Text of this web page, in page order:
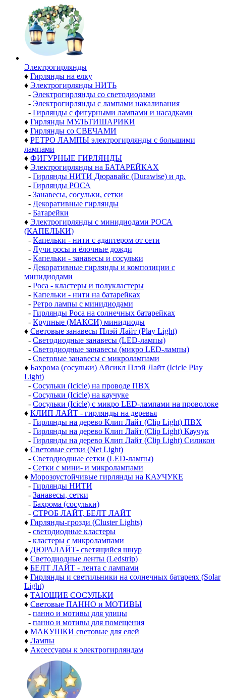
Электро­гирлянды
♦ Гирлянды на елку
♦ Электрогирлянды НИТЬ
- Электрогирлянды со светодиодами
- Электрогирлянды с лампами накаливания
- Гирлянды с фигурными лампами и насадками
♦ Гирлянды МУЛЬТИШАРИКИ
♦ Гирлянды со СВЕЧАМИ
♦ РЕТРО ЛАМПЫ электрогирлянды с большими
лампами
♦ ФИГУРНЫЕ ГИРЛЯНДЫ
♦ Электрогирлянды на БАТАРЕЙКАХ
- Гирлянды НИТИ Дюравайс (Durawise) и др.
- Гирлянды РОСА
- Занавесы, сосульки, сетки
- Декоративные гирлянды
- Батарейки
♦ Электрогирлянды с минидиодами РОСА
(КАПЕЛЬКИ)
- Капельки - нити с адаптером от сети
- Лучи росы и ёлочные дожди
- Капельки - занавесы и сосульки
- Декоративные гирлянды и композиции с
минидиодами
- Роса - кластеры и полукластеры
- Капельки - нити на батарейках
- Ретро лампы с минидиодами
- Гирлянды Роса на солнечных батарейках
- Крупные (МАКСИ) минидиоды
♦ Световые занавесы Плэй Лайт (Play Light)
- Светодиодные занавесы (LED-лампы)
- Светодиодные занавесы (микро LED-лампы)
- Световые занавесы с микролампами
♦ Бахрома (сосульки) Айсикл Плэй Лайт (Icicle Play
Light)
- Сосульки (Icicle) на проводе ПВХ
- Сосульки (Icicle) на каучуке
- Сосульки (Icicle) с микро LED-лампами на проволоке
♦ КЛИП ЛАЙТ - гирлянды на деревья
- Гирлянды на дерево Клип Лайт (Clip Light) ПВХ
- Гирлянды на дерево Клип Лайт (Clip Light) Каучук
- Гирлянды на дерево Клип Лайт (Clip Light) Силикон
♦ Световые сетки (Net Light)
- Светодиодные сетки (LED-лампы)
- Сетки с мини- и микролампами
♦ Морозоустойчивые гирлянды на КАУЧУКЕ
- Гирлянды НИТИ
- Занавесы, сетки
- Бахрома (сосульки)
- СТРОБ ЛАЙТ, БЕЛТ ЛАЙТ
♦ Гирлянды-грозди (Cluster Lights)
- светодиодные кластеры
- кластеры с микролампами
♦ ДЮРАЛАЙТ- светящийся шнур
♦ Светодиодные ленты (Ledstrip)
♦ БЕЛТ ЛАЙТ - лента с лампами
♦ Гирлянды и светильники на солнечных батареях (Solar
Light)
♦ ТАЮЩИЕ СОСУЛЬКИ
♦ Световые ПАННО и МОТИВЫ
- панно и мотивы для улицы
- панно и мотивы для помещения
♦ МАКУШКИ световые для елей
♦ Лампы
♦ Аксессуары к электрогирляндам